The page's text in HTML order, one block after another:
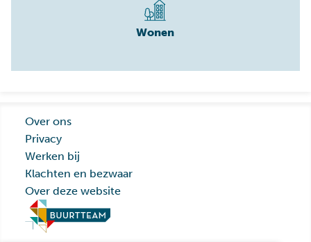
Wonen
Over ons
Privacy
Werken bij
Klachten en bezwaar
Over deze website